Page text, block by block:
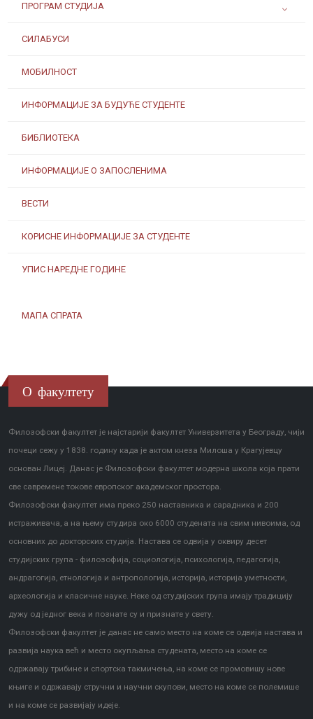
ПРОГРАМ СТУДИЈА
СИЛАБУСИ
МОБИЛНОСТ
ИНФОРМАЦИЈЕ ЗА БУДУЋЕ СТУДЕНТЕ
БИБЛИОТЕКА
ИНФОРМАЦИЈЕ О ЗАПОСЛЕНИМА
ВЕСТИ
КОРИСНЕ ИНФОРМАЦИЈЕ ЗА СТУДЕНТЕ
УПИС НАРЕДНЕ ГОДИНЕ
МАПА СПРАТА
О факултету
Филозофски факултет је најстарији факултет Универзитета у Београду, чији
почеци сежу у 1838. годину када је актом кнеза Милоша у Крагујевцу
основан Лицеј. Данас је Филозофски факултет модерна школа која прати
све савремене токове европског академског простора.
Филозофски факултет има преко 250 наставника и сарадника и 200
истраживача, а на њему студира око 6000 студената на свим нивоима, од
основних до докторских студија. Настава се одвија у оквиру десет
студијских група - филозофија, социологија, психологија, педагогија,
андрагогија, етнологија и антропологија, историја, историја уметности,
археологија и класичне науке. Неке од студијских група имају традицију
дужу од једног века и познате су и признате у свету.
Филозофски факултет је данас не само место на коме се одвија настава и
развија наука већ и место окупљања студената, место на коме се
одржавају трибине и спортска такмичења, на коме се промовишу нове
књиге и одржавају стручни и научни скупови, место на коме се полемише
и на коме се развијају идеје.